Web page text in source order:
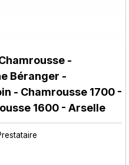
-
Béranger -
- Chamrousse 1700 -
1600 - Arselle